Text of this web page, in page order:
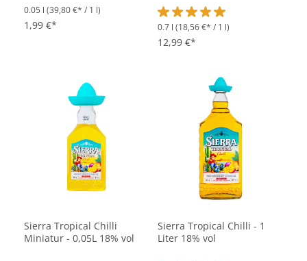
0.05 l (39,80 €* / 1 l)
1,99 €* Durchschnittliche Bewertung
0.7 l (18,56 €* / 1 l)
12,99 €*
Sierra Tropical Chilli
Miniatur - 0,05L 18% vol
Sierra Tropical Chilli - 1
Liter 18% vol